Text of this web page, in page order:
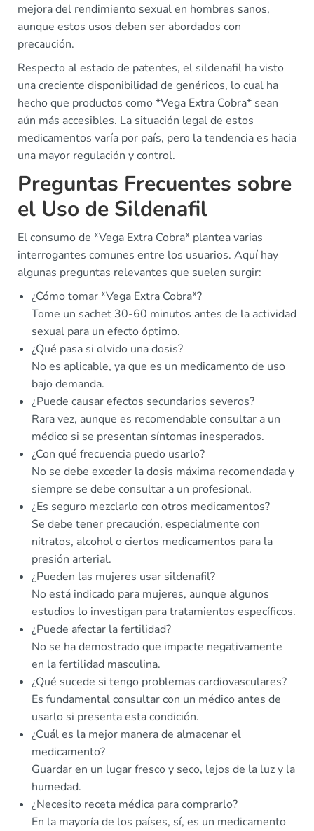
mejora del rendimiento sexual en hombres sanos,
aunque estos usos deben ser abordados con
precaución.
Respecto al estado de patentes, el sildenafil ha visto
una creciente disponibilidad de genéricos, lo cual ha
hecho que productos como *Vega Extra Cobra* sean
aún más accesibles. La situación legal de estos
medicamentos varía por país, pero la tendencia es hacia
una mayor regulación y control.
Preguntas Frecuentes sobre
el Uso de Sildenafil
El consumo de *Vega Extra Cobra* plantea varias
interrogantes comunes entre los usuarios. Aquí hay
algunas preguntas relevantes que suelen surgir:
¿Cómo tomar *Vega Extra Cobra*?
Tome un sachet 30-60 minutos antes de la actividad
sexual para un efecto óptimo.
¿Qué pasa si olvido una dosis?
No es aplicable, ya que es un medicamento de uso
bajo demanda.
¿Puede causar efectos secundarios severos?
Rara vez, aunque es recomendable consultar a un
médico si se presentan síntomas inesperados.
¿Con qué frecuencia puedo usarlo?
No se debe exceder la dosis máxima recomendada y
siempre se debe consultar a un profesional.
¿Es seguro mezclarlo con otros medicamentos?
Se debe tener precaución, especialmente con
nitratos, alcohol o ciertos medicamentos para la
presión arterial.
¿Pueden las mujeres usar sildenafil?
No está indicado para mujeres, aunque algunos
estudios lo investigan para tratamientos específicos.
¿Puede afectar la fertilidad?
No se ha demostrado que impacte negativamente
en la fertilidad masculina.
¿Qué sucede si tengo problemas cardiovasculares?
Es fundamental consultar con un médico antes de
usarlo si presenta esta condición.
¿Cuál es la mejor manera de almacenar el
medicamento?
Guardar en un lugar fresco y seco, lejos de la luz y la
humedad.
¿Necesito receta médica para comprarlo?
En la mayoría de los países, sí, es un medicamento